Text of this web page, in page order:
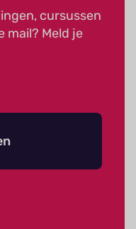
cursussen
mail? Meld je